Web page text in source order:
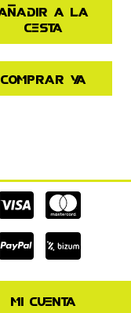
a la
cesta
Comprar ya
Cc-
visa
Cc-
Cc-
paypal
Mi cuenta